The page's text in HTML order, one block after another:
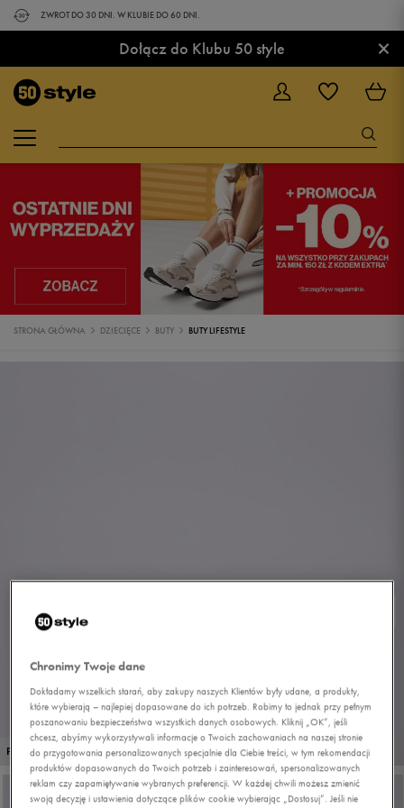
ZWROT DO 30 DNI. W KLUBIE DO 60 DNI.
Dołącz do Klubu 50 style ×
STRONA GŁÓWNA DZIECIĘCE BUTY BUTY LIFESTYLE
PROMO: DO -30% 1/9
Chronimy Twoje dane
Dokładamy wszelkich starań, aby zakupy naszych Klientów były udane, a produkty,
które wybierają – najlepiej dopasowane do ich potrzeb. Robimy to jednak przy pełnym
poszanowaniu bezpieczeństwa wszystkich danych osobowych. Kliknij „OK”, jeśli
chcesz, abyśmy wykorzystywali informacje o Twoich zachowaniach na naszej stronie
do przygotowania personalizowanych specjalnie dla Ciebie treści, w tym rekomendacji
produktów dopasowanych do Twoich potrzeb i zainteresowań, spersonalizowanych
reklam czy zapamiętywanie wybranych preferencji. W każdej chwili możesz zmienić
swoją decyzję i ustawienia dotyczące plików cookie wybierając „Dostosuj”. Jeśli nie